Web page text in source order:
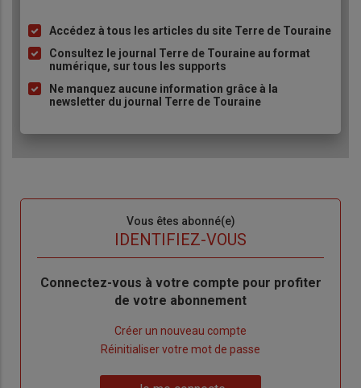
Liste
à
puce
Accédez à tous les articles du site Terre de Touraine
Consultez le journal Terre de Touraine au format
numérique, sur tous les supports
Ne manquez aucune information grâce à la
newsletter du journal Terre de Touraine
Vous êtes abonné(e)
IDENTIFIEZ-VOUS
Body
Connectez-vous à votre compte pour profiter
de votre abonnement
Créer un nouveau compte
Réinitialiser votre mot de passe